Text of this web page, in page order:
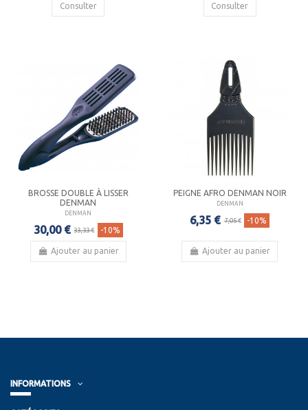
Consulter Consulter
BROSSE DOUBLE À LISSER
DENMAN
DENMAN
30,00 € 33,33 € -10%
Ajouter au panier
PEIGNE AFRO DENMAN NOIR
DENMAN
6,35 € 7,05 € -10%
Ajouter au panier
INFORMATIONS